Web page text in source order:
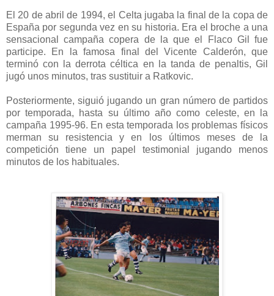
El 20 de abril de 1994, el Celta jugaba la final de la copa de
España por segunda vez en su historia. Era el broche a una
sensacional campaña copera de la que el Flaco Gil fue
participe. En la famosa final del Vicente Calderón, que
terminó con la derrota céltica en la tanda de penaltis, Gil
jugó unos minutos, tras sustituir a Ratkovic.
Posteriormente, siguió jugando un gran número de partidos
por temporada, hasta su último año como celeste, en la
campaña 1995-96. En esta temporada los problemas físicos
merman su resistencia y en los últimos meses de la
competición tiene un papel testimonial jugando menos
minutos de los habituales.